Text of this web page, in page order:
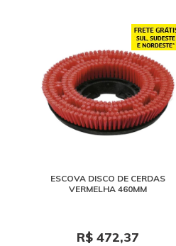
ESCOVA DISCO DE CERDAS
VERMELHA 460MM
R$ 472,37